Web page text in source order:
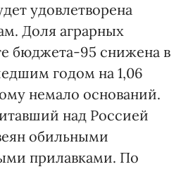
удовлетворена
Доля аграрных
бюджета-95 снижена в
годом на 1,06
немало оснований.
над Россией
обильными
прилавками. По